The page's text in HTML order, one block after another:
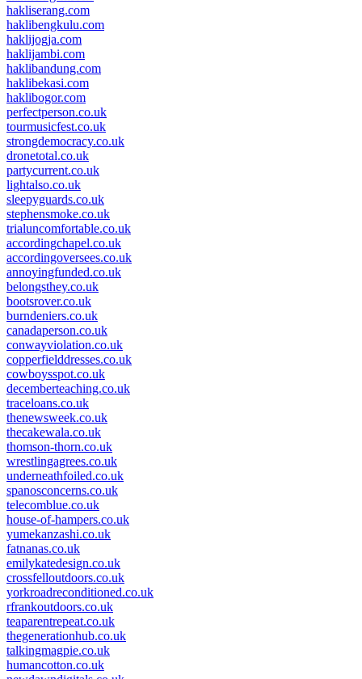
hakliserang.com
haklibengkulu.com
haklijogja.com
haklijambi.com
haklibandung.com
haklibekasi.com
haklibogor.com
perfectperson.co.uk
tourmusicfest.co.uk
strongdemocracy.co.uk
dronetotal.co.uk
partycurrent.co.uk
lightalso.co.uk
sleepyguards.co.uk
stephensmoke.co.uk
trialuncomfortable.co.uk
accordingchapel.co.uk
accordingoversees.co.uk
annoyingfunded.co.uk
belongsthey.co.uk
bootsrover.co.uk
burndeniers.co.uk
canadaperson.co.uk
conwayviolation.co.uk
copperfielddresses.co.uk
cowboysspot.co.uk
decemberteaching.co.uk
traceloans.co.uk
thenewsweek.co.uk
thecakewala.co.uk
thomson-thorn.co.uk
wrestlingagrees.co.uk
underneathfoiled.co.uk
spanosconcerns.co.uk
telecomblue.co.uk
house-of-hampers.co.uk
yumekanzashi.co.uk
fatnanas.co.uk
emilykatedesign.co.uk
crossfelloutdoors.co.uk
yorkroadreconditioned.co.uk
rfrankoutdoors.co.uk
teaparentrepeat.co.uk
thegenerationhub.co.uk
talkingmagpie.co.uk
humancotton.co.uk